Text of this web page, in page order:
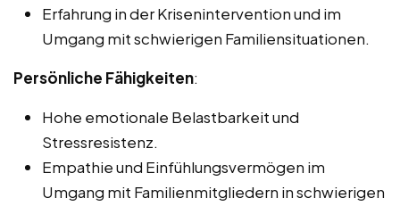
Erfahrung in der Krisenintervention und im
Umgang mit schwierigen Familiensituationen.
Persönliche Fähigkeiten:
Hohe emotionale Belastbarkeit und
Stressresistenz.
Empathie und Einfühlungsvermögen im
Umgang mit Familienmitgliedern in schwierigen